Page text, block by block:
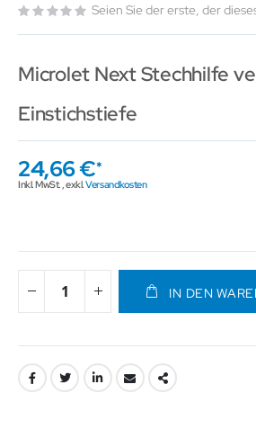
Seien Sie der erste, der
Microlet Next Stechhilfe
Einstichstiefe
24,66 €
Inkl. MwSt.,exkl.Versandkosten
IN DEN